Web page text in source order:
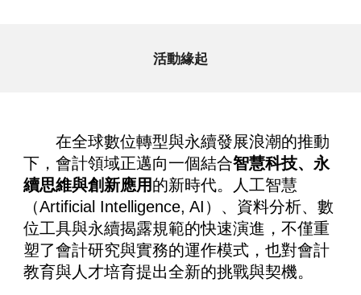
活動緣起
在全球數位轉型與永續發展浪潮的推動
下，會計領域正邁向一個結合智慧科技、永
續思維與創新應用的新時代。人工智慧
（Artificial Intelligence, AI）、資料分析、數
位工具與永續揭露規範的快速演進，不僅重
塑了會計研究與實務的運作模式，也對會計
教育與人才培育提出全新的挑戰與契機。